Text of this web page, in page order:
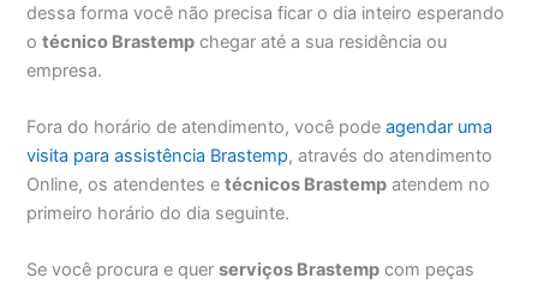
dessa forma você não precisa ficar o dia inteiro esperando
otécnico Brastemp chegar até a sua residência ou
empresa.
Fora do horário de atendimento, você podeagendar uma
visita para assistência Brastemp, através do atendimento
Online, os atendentes etécnicos Brastemp atendem no
primeiro horário do dia seguinte.
Se você procura e querserviços Brastemp com peças